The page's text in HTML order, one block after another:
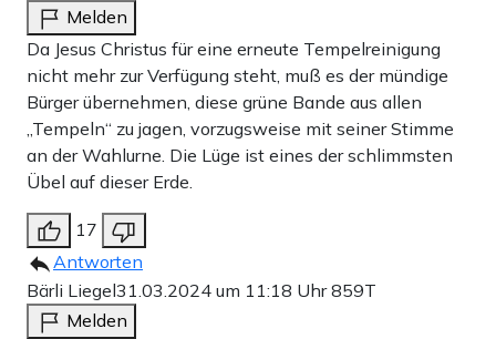
Melden
Da Jesus Christus für eine erneute Tempelreinigung
nicht mehr zur Verfügung steht, muß es der mündige
Bürger übernehmen, diese grüne Bande aus allen
„Tempeln“ zu jagen, vorzugsweise mit seiner Stimme
an der Wahlurne. Die Lüge ist eines der schlimmsten
Übel auf dieser Erde.
17
Antworten
Bärli Liegel31.03.2024 um 11:18 Uhr859T
Melden